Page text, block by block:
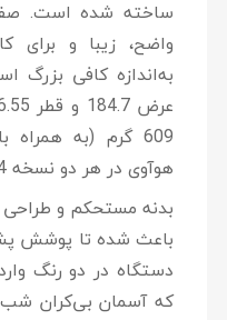
ساخته شده است.
واضح، زیبا و برای
609 گرم (به
هوآوی در هر دو نسخه G4 و G5 به تولید می‌رسد.
باعث شده تا پوشش
دستگاه در دو رنگ
که آسمان بی‌کران